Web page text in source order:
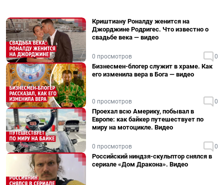
Криштиану Роналду женится на
Джорджине Родригес. Что известно о
свадьбе века — видео
0 просмотров 0
Бизнесмен-блогер служит в храме. Как
его изменила вера в Бога — видео
0 просмотров 0
Проехал всю Америку, побывал в
Европе: как байкер путешествует по
миру на мотоцикле. Видео
0 просмотров 0
Российский ниндзя-скульптор снялся в
сериале «Дом Дракона». Видео